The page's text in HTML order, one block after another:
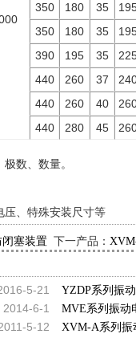
350 180 35
350 180 35
390 195 35
440 260 37
440 260 40
440 280 45
数、数量。
压、特殊安装尺寸等
塞装置 下一产品：
5-21
YZDP系列振
2014-6-1 MVE系列振动
5-12 XVM-A系列振